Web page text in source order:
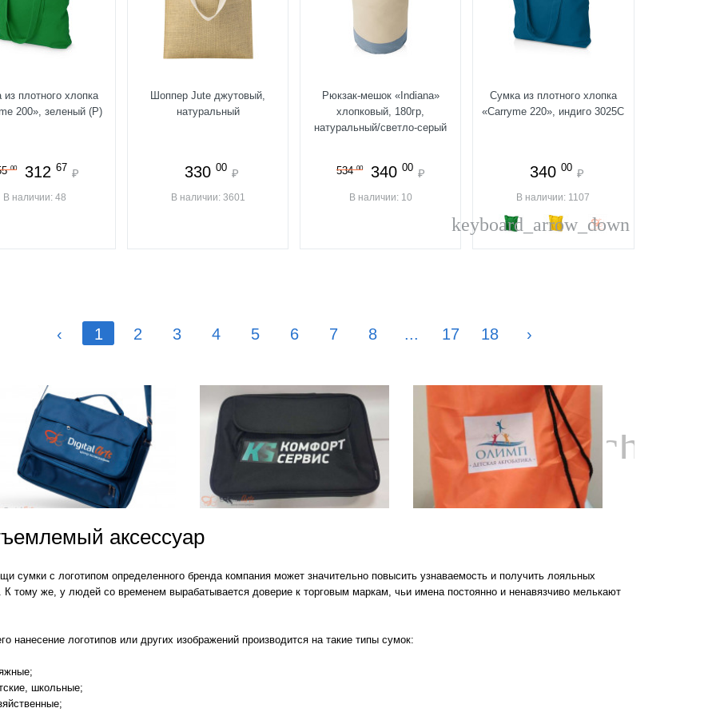
из плотного хлопка
200», зеленый (P)
00 312 67 ₽
В наличии: 48
Шоппер Jute джутовый,
натуральный
330 00 ₽
В наличии: 3601
Рюкзак-мешок «Indiana»
хлопковый, 180гр,
натуральный/светло-серый
534 00 340 00 ₽
В наличии: 10
Сумка из плотного хлопка
«Carryme 220», индиго 3025C
340 00 ₽
В наличии: 1107
keyboard_arrow_down
‹ 1 2 3 4 5 6 7 8 ... 17 18 ›
аксессуар
сумки с логотипом определенного бренда компания может значительно повысить узнаваемость и получить лояльных
К тому же, у людей со временем вырабатывается доверие к торговым маркам, чьи имена постоянно и ненавязчиво мелькают
нанесение логотипов или других изображений производится на такие типы сумок:
школьные;